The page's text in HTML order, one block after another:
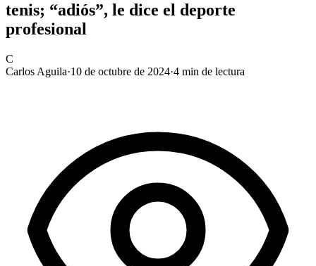
tenis; “adiós”, le dice el deporte
profesional
C
Carlos Aguila·10 de octubre de 2024·4 min de lectura